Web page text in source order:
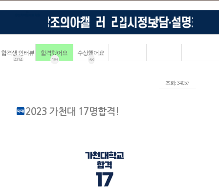
합격생 인터뷰
4114
합격했어요
183
수상했어요
68
ㆍ조회: 34057
2023 가천대 17명합격!